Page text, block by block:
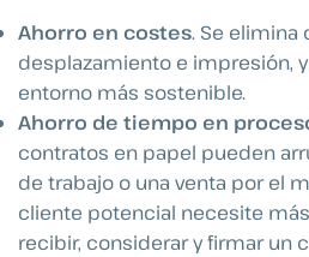
Ahorro en costes. Se elimina
desplazamiento e impresión,
entorno más sostenible.
Ahorro de tiempo en
contratos en papel pueden
de trabajo o una venta por el
cliente potencial necesite
recibir, considerar y firmar un